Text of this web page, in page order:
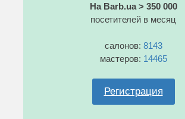
На Barb.ua > 350 000
посетителей в месяц
салонов: 8143
мастеров: 14465
Регистрация